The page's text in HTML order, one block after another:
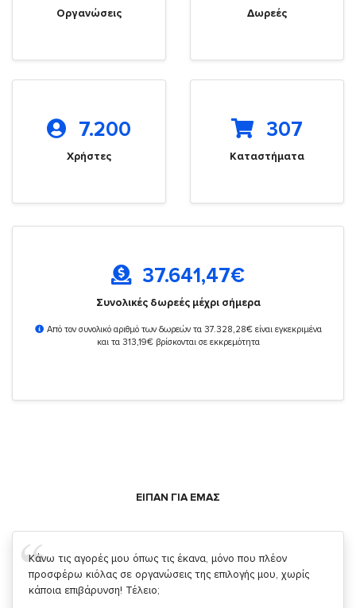
Οργανώσεις Δωρεές
7.200
Χρήστες
307
Καταστήματα
37.641,47€
Συνολικές δωρεές μέχρι σήμερα
Από τον συνολικό αριθμό των δωρεών τα 37.328,28€ είναι εγκεκριμένα
και τα 313,19€ βρίσκονται σε εκκρεμότητα
ΕΙΠΑΝ ΓΙΑ ΕΜΑΣ
Σας ευχαριστώ που μας δίνετε την δυνατότητα να κάνουμε
κάτι!